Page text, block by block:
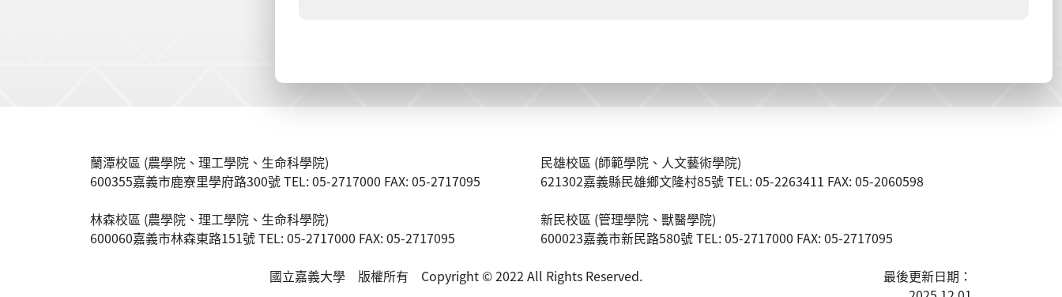
蘭潭校區 (農學院、理工學院、生命科學院)
600355嘉義市鹿寮里學府路300號 TEL: 05-2717000 FAX: 05-2717095
民雄校區 (師範學院、人文藝術學院)
621302嘉義縣民雄鄉文隆村85號 TEL: 05-2263411 FAX: 05-2060598
林森校區 (農學院、理工學院、生命科學院)
600060嘉義市林森東路151號 TEL: 05-2717000 FAX: 05-2717095
新民校區 (管理學院、獸醫學院)
600023嘉義市新民路580號 TEL: 05-2717000 FAX: 05-2717095
國立嘉義大學 版權所有 Copyright © 2022 All Rights Reserved.
最後更新日期：